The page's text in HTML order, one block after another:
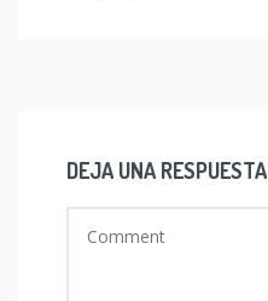
DEJA UNA RESPUESTA